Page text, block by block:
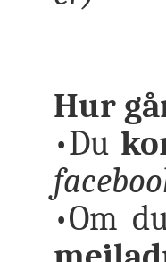
Hur
•Du
•Om